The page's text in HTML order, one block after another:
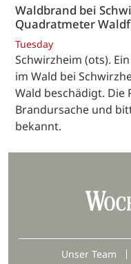
Waldbrand bei
Quadratmeter
Tuesday
Schwirzheim (ots).
im Wald bei
Wald beschädigt.
Brandursache und
bekannt.
Unser Team